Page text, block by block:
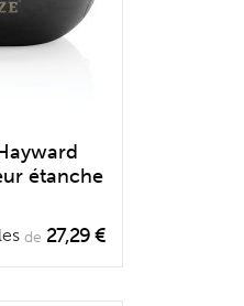
étanche
de 27,29 €